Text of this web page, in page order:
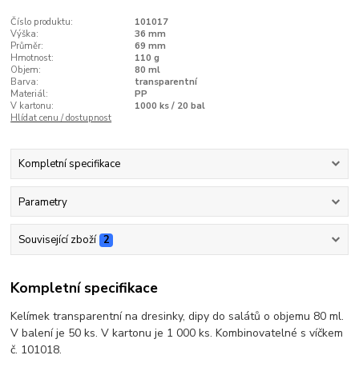
Číslo produktu:
101017
Výška:
36 mm
Průměr:
69 mm
Hmotnost:
110 g
Objem:
80 ml
Barva:
transparentní
Materiál:
PP
V kartonu:
1000 ks / 20 bal
Hlídat cenu / dostupnost
Kompletní specifikace
Parametry
Související zboží 2
Kompletní specifikace
Kelímek transparentní na dresinky, dipy do salátů o objemu 80 ml.
V balení je 50 ks. V kartonu je 1 000 ks. Kombinovatelné s víčkem
č. 101018.